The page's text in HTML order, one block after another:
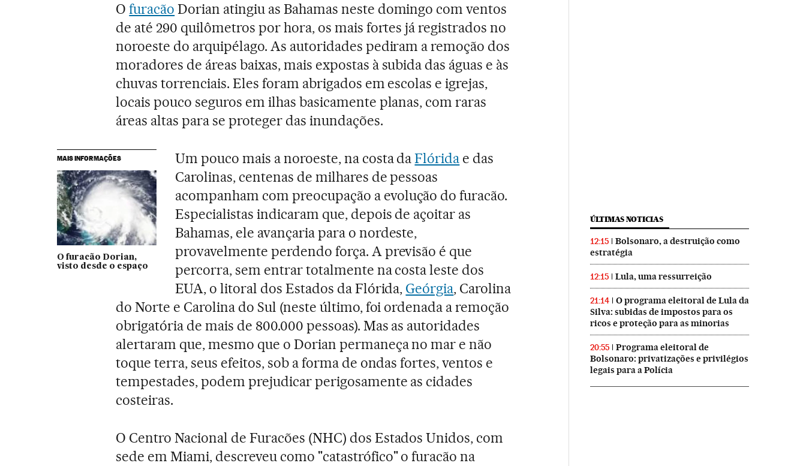
Ofuracão Dorian atingiu as Bahamas neste domingo com ventos
de até 290 quilômetros por hora, os mais fortes já registrados no
noroeste do arquipélago. As autoridades pediram a remoção dos
moradores de áreas baixas, mais expostas à subida das águas e às
chuvas torrenciais. Eles foram abrigados em escolas e igrejas,
locais pouco seguros em ilhas basicamente planas, com raras
áreas altas para se proteger das inundações.
MAIS INFORMAÇÕES
O furacão Dorian,
visto desde o espaço
Um pouco mais a noroeste, na costa daFlórida e das
Carolinas, centenas de milhares de pessoas
acompanham com preocupação a evolução do furacão.
Especialistas indicaram que, depois de açoitar as
Bahamas, ele avançaria para o nordeste,
provavelmente perdendo força. A previsão é que
percorra, sem entrar totalmente na costa leste dos
EUA, o litoral dos Estados da Flórida, Geórgia, Carolina
do Norte e Carolina do Sul (neste último, foi ordenada a remoção
obrigatória de mais de 800.000 pessoas). Mas as autoridades
alertaram que, mesmo que o Dorian permaneça no mar e não
toque terra, seus efeitos, sob a forma de ondas fortes, ventos e
tempestades, podem prejudicar perigosamente as cidades
costeiras.
O Centro Nacional de Furacões (NHC) dos Estados Unidos, com
sede em Miami, descreveu como "catastrófico" o furacão na
ÚLTIMAS NOTICIAS
12:15
Bolsonaro, a destruição como
estratégia
12:15 Lula, uma ressurreição
21:14
O programa eleitoral de Lula da
Silva: subidas de impostos para os
ricos e proteção para as minorias
20:55
Programa eleitoral de
Bolsonaro: privatizações e privilégios
legais para a Polícia